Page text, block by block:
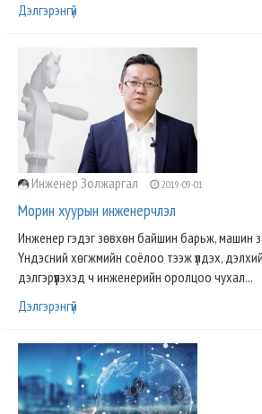
Дэлгэрэнгүй
Инженер Золжаргал 2019-09-01
Морин хуурын инженерчлэл
Инженер гэдэг зөвхөн байшин барьж, машин
Үндэсний хөгжмийн соёлоо тээж үлдэх,
дэлгэрүүлэхэд ч инженерийн оролцоо чухал...
Дэлгэрэнгүй